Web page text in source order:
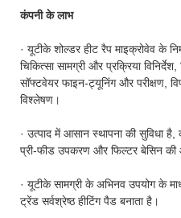
कंपनी के लाभ
· यूटीके शोल्डर हीट रैप माइक्रोवेव के
चिकित्सा सामग्री और प्रक्रिया
सॉफ्टवेयर फाइन-ट्यूनिंग और परीक्षण,
विश्लेषण।
· उत्पाद में आसान स्थापना की सुविधा
प्री-फीड उपकरण और फिल्टर बेसिन की
· यूटीके सामग्री के अभिनव उपयोग के
ट्रेंड सर्वश्रेष्ठ हीटिंग पैड बनाता है।